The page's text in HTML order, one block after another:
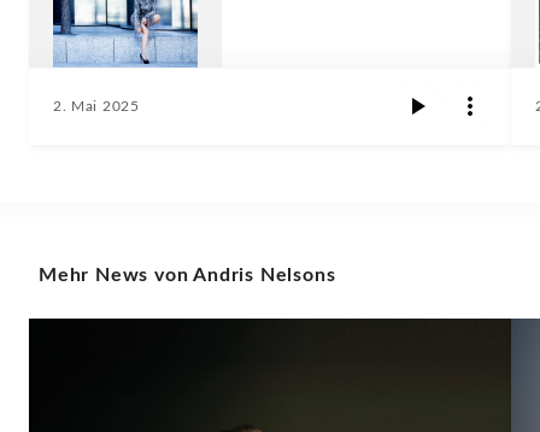
2. Mai 2025
Mehr News von Andris Nelsons